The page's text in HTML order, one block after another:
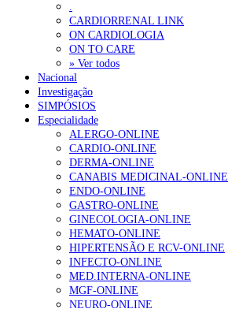
.
CARDIORRENAL LINK
ON CARDIOLOGIA
ON TO CARE
» Ver todos
Nacional
Investigação
SIMPÓSIOS
Especialidade
ALERGO-ONLINE
CARDIO-ONLINE
DERMA-ONLINE
CANABIS MEDICINAL-ONLINE
ENDO-ONLINE
GASTRO-ONLINE
GINECOLOGIA-ONLINE
HEMATO-ONLINE
HIPERTENSÃO E RCV-ONLINE
INFECTO-ONLINE
MED.INTERNA-ONLINE
MGF-ONLINE
NEURO-ONLINE